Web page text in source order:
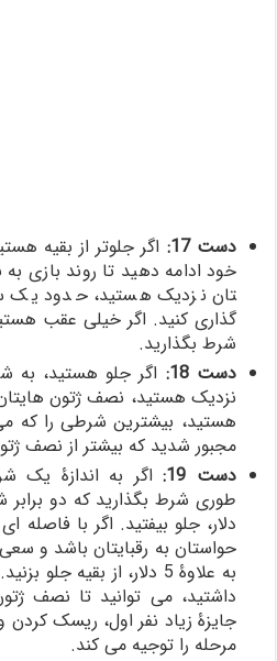
دست 17:
اگر جلوتر از بقیه
خود ادامه دهید تا روند بازی به
تان نزدیک هستید، حدود یک
گذاری کنید. اگر خیلی عقب
شرط بگذارید.
دست 18:
اگر جلو هستید، به
نزدیک هستید، نصف ژتون­
هستید، بیشترین شرطی را که می­
مجبور شدید که بیشتر از نصف
دست 19:
اگر به اندازۀ یک
دلار، جلو بیفتید. اگر با فاصله­
حواس­تان به رقبای­تان باشد و
به علاوۀ 5 دلار، از بقیه
داشتید، می­ توانید تا نصف
جایزۀ زیاد نفر اول، ریسک کردن
مرحله را توجیه می­ کند.